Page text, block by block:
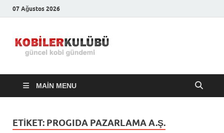
07 Ağustos 2026
Kulübü –
En Güncel
Kobi
MAIN MENU
ETIKET: PROGIDA PAZARLAMA A.Ş.